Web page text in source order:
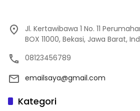
Jl. Kertawibawa 1 No. 11
BOX 11000, Bekasi, Jawa Barat,
08123456789
emailsaya@gmail.com
Kategori